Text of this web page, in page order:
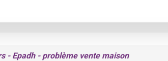
- Epadh - problème vente maison